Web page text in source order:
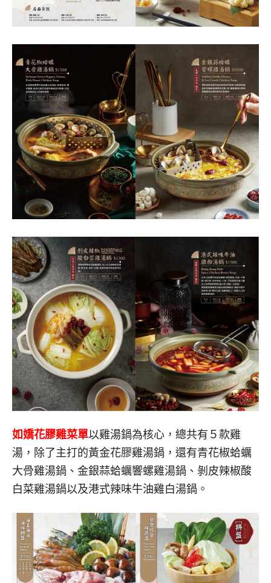
如嬌花膠雞菜單以雞湯鍋為核心，總共有５款雞
湯，除了主打的黃金花膠雞湯鍋，還有青花椒蛤蠣
大骨雞湯鍋、金銀蒜蛤蠣響螺雞湯鍋、剝皮辣椒酸
白菜雞湯鍋以及港式辣味牛油雞白湯鍋。